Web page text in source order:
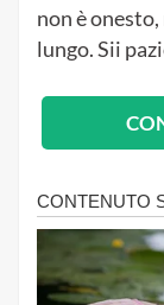
non è
lungo. Sii